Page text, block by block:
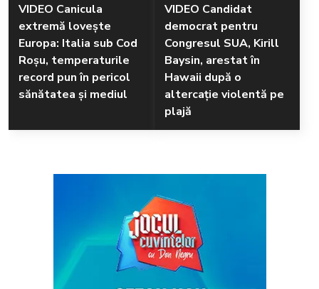
VIDEO Canicula
extremă lovește
Europa: Italia sub Cod
Roșu, temperaturile
record pun în pericol
sănătatea și mediul
VIDEO Candidat
democrat pentru
Congresul SUA, Kirill
Baysin, arestat în
Hawaii după o
altercație violentă pe
plajă